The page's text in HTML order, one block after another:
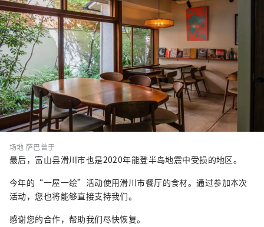
场地 萨巴曾于
最后，富山县滑川市也是2020年能登半岛地震中受损的地区。
今年的“一屋一绘”活动使用滑川市餐厅的食材。通过参加本次
活动，您也将能够直接支持我们。
感谢您的合作，帮助我们尽快恢复。